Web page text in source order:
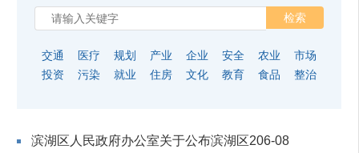
交通 医疗 规划 产业 企业 安全 农业
市场
投资
污染 就业 住房 文化 教育 食品 整治
06-08
滨湖区人民政府办公室关于公布滨湖区2